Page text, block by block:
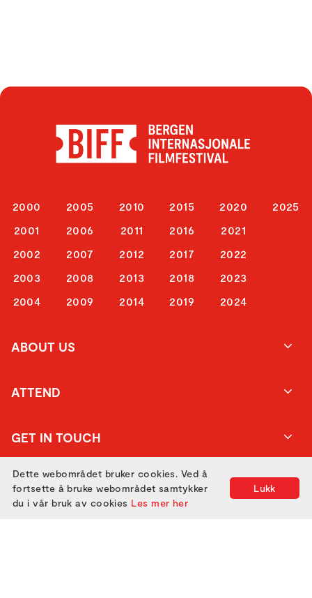
2000
2001
2002
2003
2004
2005
2006
2007
2008
2009
2010
2011
2012
2013
2014
2015
2016
2017
2018
2019
2020
2021
2022
2023
2024
2025
ABOUT US
ATTEND
GET IN TOUCH
Lukk
Dette webområdet bruker cookies. Ved å
fortsette å bruke webområdet samtykker
du i vår bruk av cookies Les mer her